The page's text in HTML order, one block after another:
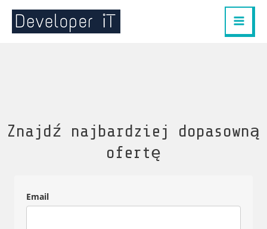
Skip
MAIN
Znajdź najbardziej dopasowną
ofertę
Email